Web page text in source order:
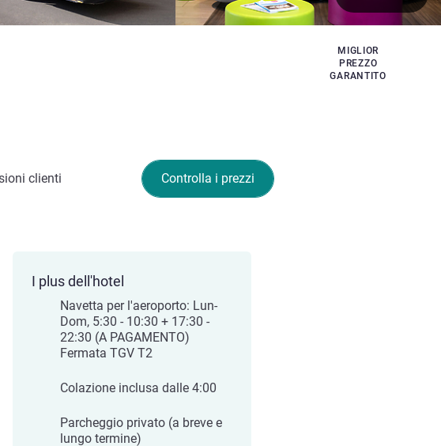
MIGLIOR
PREZZO
GARANTITO
Controlla i prezzi
clienti
I plus dell'hotel
Navetta per l'aeroporto: Lun-
Dom, 5:30 - 10:30 + 17:30 -
22:30 (A PAGAMENTO)
Fermata TGV T2
Colazione inclusa dalle 4:00
Parcheggio privato (a breve e
lungo termine)